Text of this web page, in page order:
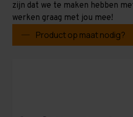
zijn dat we te maken hebben
werken graag met jou mee!
Product op maat nodig?